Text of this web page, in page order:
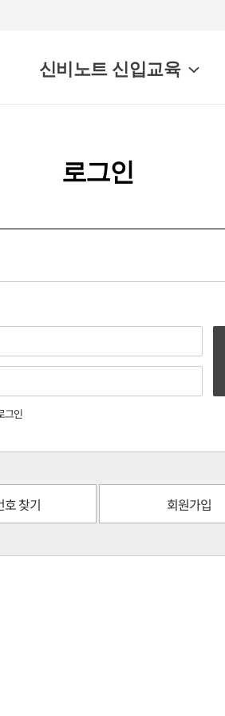
신비노트 신입교육
로그인
그인
호 찾기 회원가입